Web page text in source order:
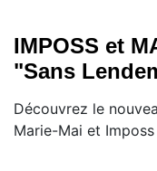
IMPOSS et
"Sans
Découvrez le
Marie-Mai et Imposs